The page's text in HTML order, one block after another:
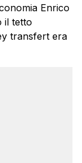
Enrico
il tetto
transfert era